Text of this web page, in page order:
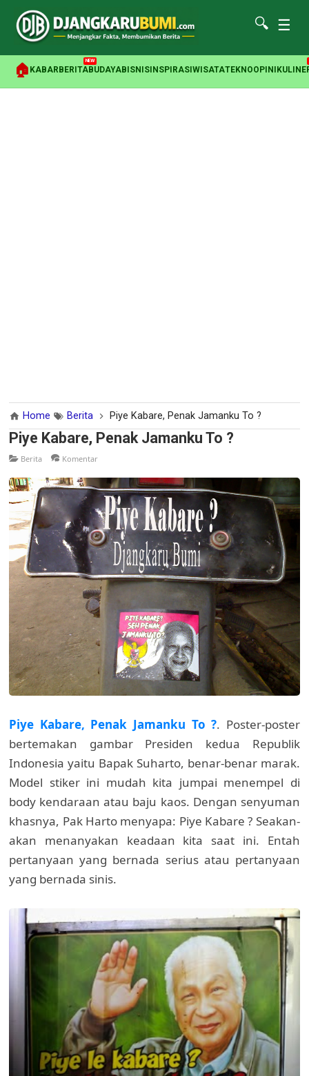
🔍 ☰
🏠 KABAR BERITA
NEW
BUDAYABISNIS INSPIRASI WISATATEKNOOPINI
Home Berita Piye Kabare, Penak Jamanku To ?
Piye Kabare, Penak Jamanku To ?
Berita Komentar
Piye Kabare, Penak Jamanku To ?. Poster-poster
bertemakan gambar Presiden kedua Republik
Indonesia yaitu Bapak Suharto, benar-benar marak.
Model stiker ini mudah kita jumpai menempel di
body kendaraan atau baju kaos. Dengan senyuman
khasnya, Pak Harto menyapa: Piye Kabare ? Seakan-
akan menanyakan keadaan kita saat ini. Entah
pertanyaan yang bernada serius atau pertanyaan
yang bernada sinis.